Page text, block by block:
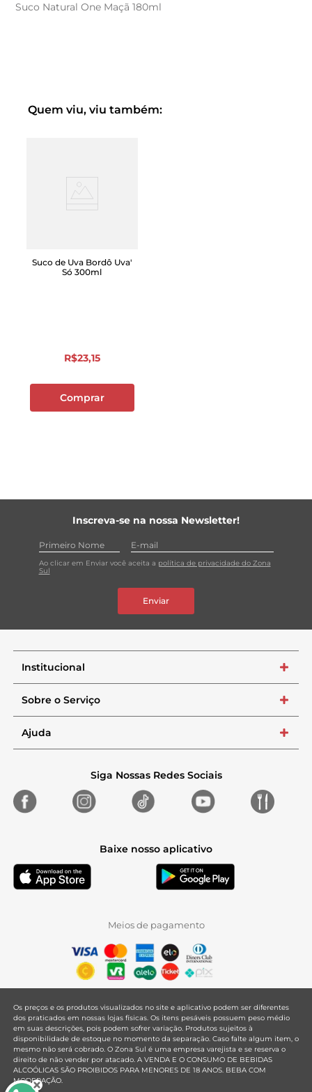
Suco Natural One Maçã 180ml
Quem viu, viu também:
Suco de Uva Bordô Uva'
Só 300ml
R$23,15
Comprar
Inscreva-se na nossa Newsletter!
Ao clicar em Enviar você aceita a política de privacidade do Zona
Sul
Enviar
Institucional +
Sobre o Serviço +
Ajuda +
Siga Nossas Redes Sociais
Baixe nosso aplicativo
Meios de pagamento
Os preços e os produtos visualizados no site e aplicativo podem ser diferentes
dos praticados em nossas lojas físicas. Os itens pesáveis possuem peso médio
em suas descrições, pois podem sofrer variação. Produtos sujeitos à
disponibilidade de estoque no momento da separação. Caso falte algum item, o
mesmo não será cobrado. O Zona Sul é uma empresa varejista e se reserva o
direito de não vender por atacado. A VENDA E O CONSUMO DE BEBIDAS
ALCOÓLICAS SÃO PROIBIDOS PARA MENORES DE 18 ANOS. BEBA COM
MODERAÇÃO.